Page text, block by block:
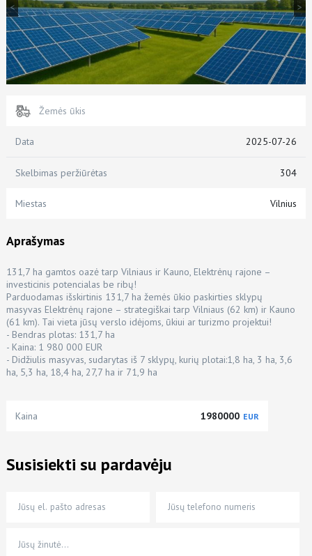
< >
Žemės ūkis
Data 2025-07-26
Skelbimas peržiūrėtas 304
Miestas Vilnius
Aprašymas
131,7 ha gamtos oazė tarp Vilniaus ir Kauno, Elektrėnų rajone –
investicinis potencialas be ribų!
Parduodamas išskirtinis 131,7 ha žemės ūkio paskirties sklypų
masyvas Elektrėnų rajone – strategiškai tarp Vilniaus (62 km) ir Kauno
(61 km). Tai vieta jūsų verslo idėjoms, ūkiui ar turizmo projektui!
- Bendras plotas: 131,7 ha
- Kaina: 1 980 000 EUR
- Didžiulis masyvas, sudarytas iš 7 sklypų, kurių plotai:1,8 ha, 3 ha, 3,6
ha, 5,3 ha, 18,4 ha, 27,7 ha ir 71,9 ha
Kaina 1980000 EUR
Susisiekti su pardavėju